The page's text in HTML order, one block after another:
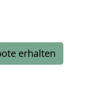
erhalten